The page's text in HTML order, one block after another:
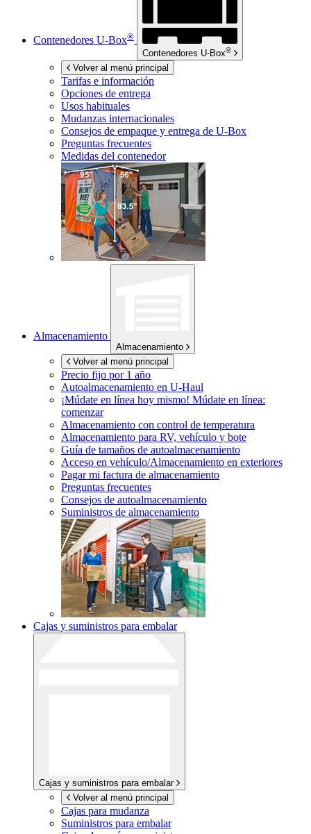
Contenedores U-Box®
Contenedores U-Box®
Volver al menú principal
Tarifas e información
Opciones de entrega
Usos habituales
Mudanzas internacionales
Consejos de empaque y entrega de U-Box
Preguntas frecuentes
Medidas del contenedor
Almacenamiento
Almacenamiento
Volver al menú principal
Precio fijo por 1 año
Autoalmacenamiento en U-Haul
¡Múdate en línea hoy mismo! Múdate en línea:
comenzar
Almacenamiento con control de temperatura
Almacenamiento para RV, vehículo y bote
Guía de tamaños de autoalmacenamiento
Acceso en vehículo/Almacenamiento en exteriores
Pagar mi factura de almacenamiento
Preguntas frecuentes
Consejos de autoalmacenamiento
Suministros de almacenamiento
Cajas y suministros para embalar
Cajas y suministros para embalar
Volver al menú principal
Cajas para mudanza
Suministros para embalar